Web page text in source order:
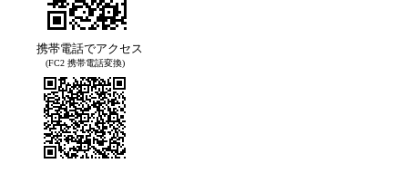
携帯電話でアクセス
(FC2 携帯電話変換)